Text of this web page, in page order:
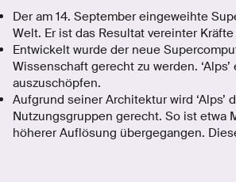
Der am 14. September eingeweihte
Welt. Er ist das Resultat vereinter
Entwickelt wurde der neue
Wissenschaft gerecht zu werden.
auszuschöpfen.
Aufgrund seiner Architektur wird
Nutzungsgruppen gerecht. So ist etwa
höherer Auflösung übergegangen.